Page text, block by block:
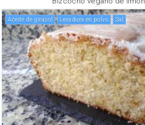
aceite de girasol levadura en polvo sal